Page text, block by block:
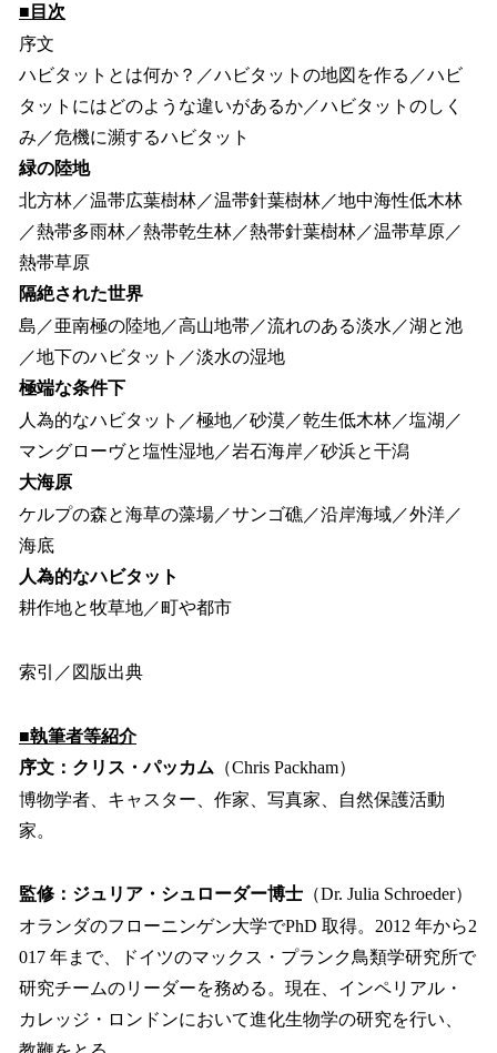
■目次
序文
ハビタットとは何か？／ハビタットの地図を作る／ハビ
タットにはどのような違いがあるか／ハビタットのしく
み／危機に瀕するハビタット
緑の陸地
北方林／温帯広葉樹林／温帯針葉樹林／地中海性低木林
／熱帯多雨林／熱帯乾生林／熱帯針葉樹林／温帯草原／
熱帯草原
隔絶された世界
島／亜南極の陸地／高山地帯／流れのある淡水／湖と池
／地下のハビタット／淡水の湿地
極端な条件下
人為的なハビタット／極地／砂漠／乾生低木林／塩湖／
マングローヴと塩性湿地／岩石海岸／砂浜と干潟
大海原
ケルプの森と海草の藻場／サンゴ礁／沿岸海域／外洋／
海底
人為的なハビタット
耕作地と牧草地／町や都市
索引／図版出典
■執筆者等紹介
序文：クリス・パッカム （Chris Packham）
博物学者、キャスター、作家、写真家、自然保護活動
家。
監修：ジュリア・シュローダー博士 （Dr. Julia Schroeder）
オランダのフローニンゲン大学でPhD 取得。2012 年から2
017 年まで、ドイツのマックス・プランク鳥類学研究所で
研究チームのリーダーを務める。現在、インペリアル・
カレッジ・ロンドンにおいて進化生物学の研究を行い、